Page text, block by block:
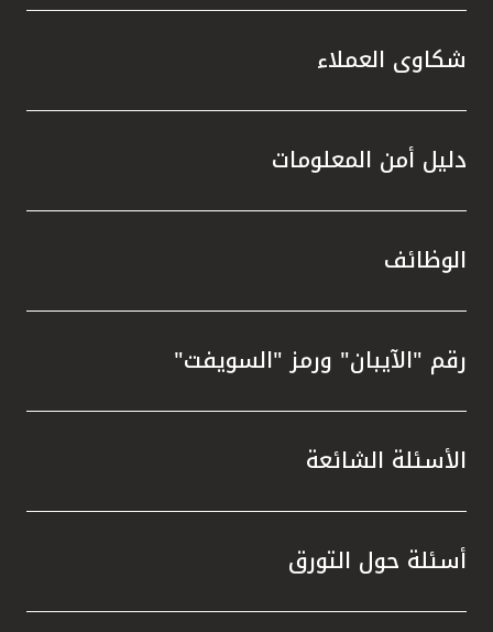
شكاوى العملاء
دليل أمن المعلومات
الوظائف
رقم "الآيبان" ورمز "السويفت"
الأسئلة الشائعة
أسئلة حول التورق